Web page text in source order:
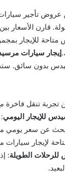
عروض تأجير
قارن الأسعار
للإيجار
إيجار سيارات
بدون سائق.
تجربة تنقل فاخرة
للإيجار اليومي
ابحث عن سعر يومي
لإيجار
الطويلة: